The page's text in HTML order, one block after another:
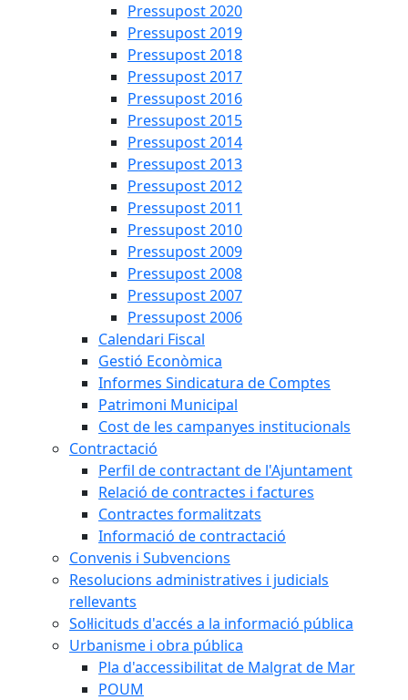
Pressupost 2020
Pressupost 2019
Pressupost 2018
Pressupost 2017
Pressupost 2016
Pressupost 2015
Pressupost 2014
Pressupost 2013
Pressupost 2012
Pressupost 2011
Pressupost 2010
Pressupost 2009
Pressupost 2008
Pressupost 2007
Pressupost 2006
Calendari Fiscal
Gestió Econòmica
Informes Sindicatura de Comptes
Patrimoni Municipal
Cost de les campanyes institucionals
Contractació
Perfil de contractant de l'Ajuntament
Relació de contractes i factures
Contractes formalitzats
Informació de contractació
Convenis i Subvencions
Resolucions administratives i judicials
rellevants
Sol·licituds d'accés a la informació pública
Urbanisme i obra pública
Pla d'accessibilitat de Malgrat de Mar
POUM